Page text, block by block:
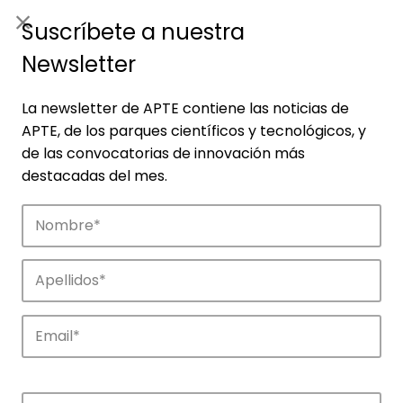
Empresas
Descubre las empresas que impulsan la
innovación en los parques de APTE.
Suscríbete a nuestra
Newsletter
La newsletter de APTE contiene las noticias de
APTE, de los parques científicos y tecnológicos, y
de las convocatorias de innovación más
destacadas del mes.